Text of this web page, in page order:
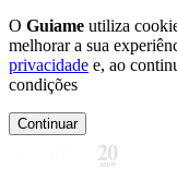
O Guiame utiliza
melhorar a sua
privacidade e, ao
condições
Continuar